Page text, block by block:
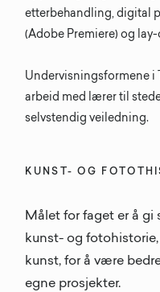
etterbehandling, digital
(Adobe Premiere) og
Undervisningsformene i
arbeid med lærer til
selvstendig veiledning.
KUNST- OG
Målet for faget er å
kunst- og
kunst, for å være
egne prosjekter.